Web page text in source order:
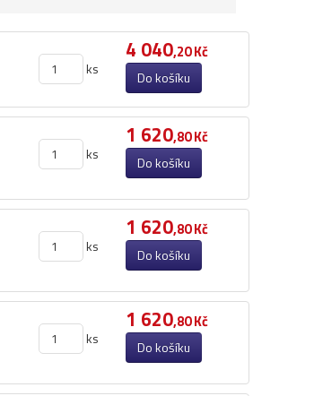
ks
4 040,20 Kč
Do košíku
ks
1 620,80 Kč
Do košíku
ks
1 620,80 Kč
Do košíku
ks
1 620,80 Kč
Do košíku